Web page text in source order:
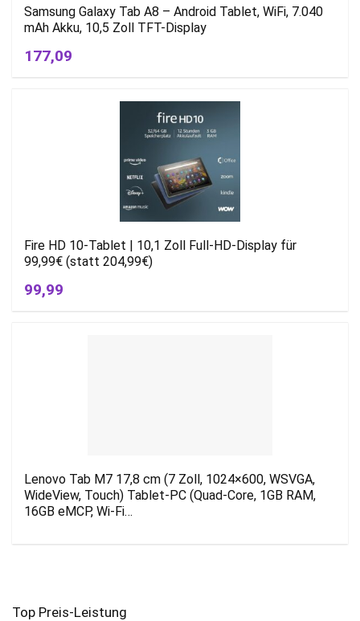
Samsung Galaxy Tab A8 – Android Tablet, WiFi, 7.040
mAh Akku, 10,5 Zoll TFT-Display
177,09
Fire HD 10-Tablet | 10,1 Zoll Full-HD-Display für
99,99€ (statt 204,99€)
99,99
Lenovo Tab M7 17,8 cm (7 Zoll, 1024×600, WSVGA,
WideView, Touch) Tablet-PC (Quad-Core, 1GB RAM,
16GB eMCP, Wi-Fi…
Top Preis-Leistung